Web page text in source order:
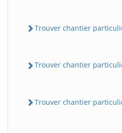
Trouver chantier
Trouver chantier
Trouver chantier